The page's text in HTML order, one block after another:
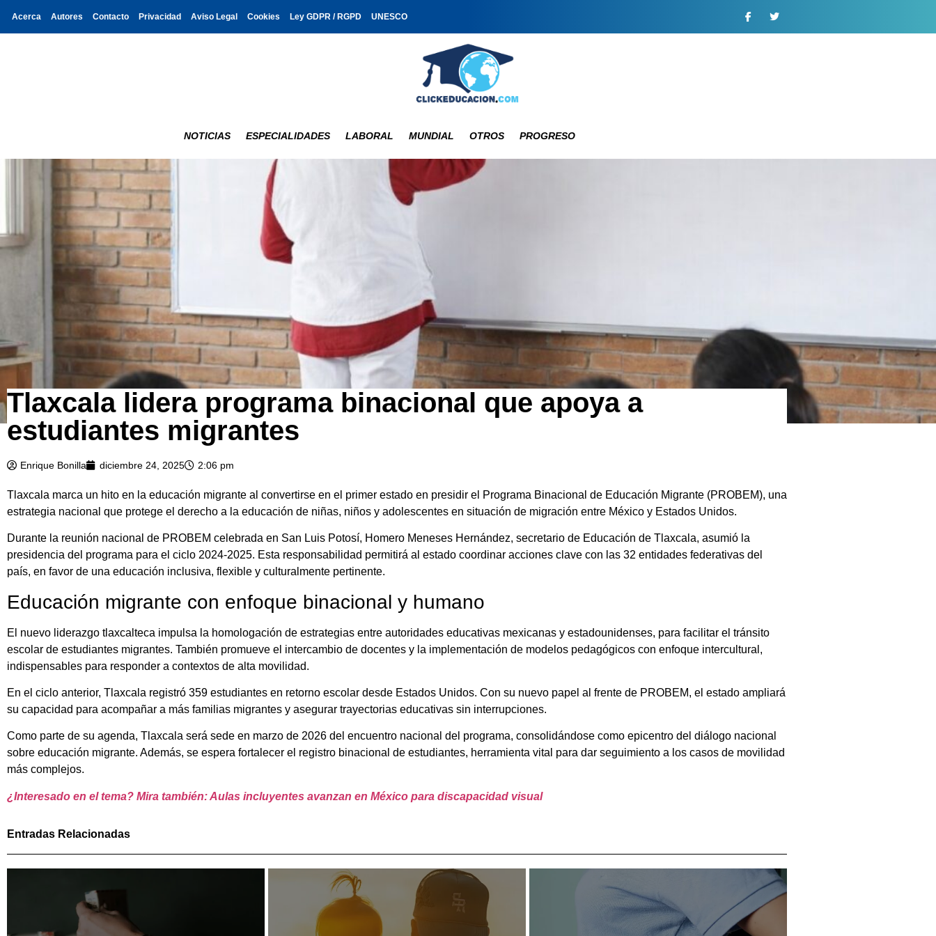
Acerca Autores Contacto Privacidad Aviso Legal Cookies Ley GDPR / RGPD UNESCO
NOTICIAS ESPECIALIDADES LABORAL MUNDIAL OTROS PROGRESO
Tlaxcala lidera programa binacional que apoya a
estudiantes migrantes
Enrique Bonilla diciembre 24, 2025 2:06 pm
Tlaxcala marca un hito en la educación migrante al convertirse en el primer estado en presidir el Programa Binacional de Educación Migrante (PROBEM), una
estrategia nacional que protege el derecho a la educación de niñas, niños y adolescentes en situación de migración entre México y Estados Unidos.
Durante la reunión nacional de PROBEM celebrada en San Luis Potosí, Homero Meneses Hernández, secretario de Educación de Tlaxcala, asumió la
presidencia del programa para el ciclo 2024-2025. Esta responsabilidad permitirá al estado coordinar acciones clave con las 32 entidades federativas del
país, en favor de una educación inclusiva, flexible y culturalmente pertinente.
Educación migrante con enfoque binacional y humano
El nuevo liderazgo tlaxcalteca impulsa la homologación de estrategias entre autoridades educativas mexicanas y estadounidenses, para facilitar el tránsito
escolar de estudiantes migrantes. También promueve el intercambio de docentes y la implementación de modelos pedagógicos con enfoque intercultural,
indispensables para responder a contextos de alta movilidad.
En el ciclo anterior, Tlaxcala registró 359 estudiantes en retorno escolar desde Estados Unidos. Con su nuevo papel al frente de PROBEM, el estado ampliará
su capacidad para acompañar a más familias migrantes y asegurar trayectorias educativas sin interrupciones.
Como parte de su agenda, Tlaxcala será sede en marzo de 2026 del encuentro nacional del programa, consolidándose como epicentro del diálogo nacional
sobre educación migrante. Además, se espera fortalecer el registro binacional de estudiantes, herramienta vital para dar seguimiento a los casos de movilidad
más complejos.
¿Interesado en el tema? Mira también: Aulas incluyentes avanzan en México para discapacidad visual
Entradas Relacionadas